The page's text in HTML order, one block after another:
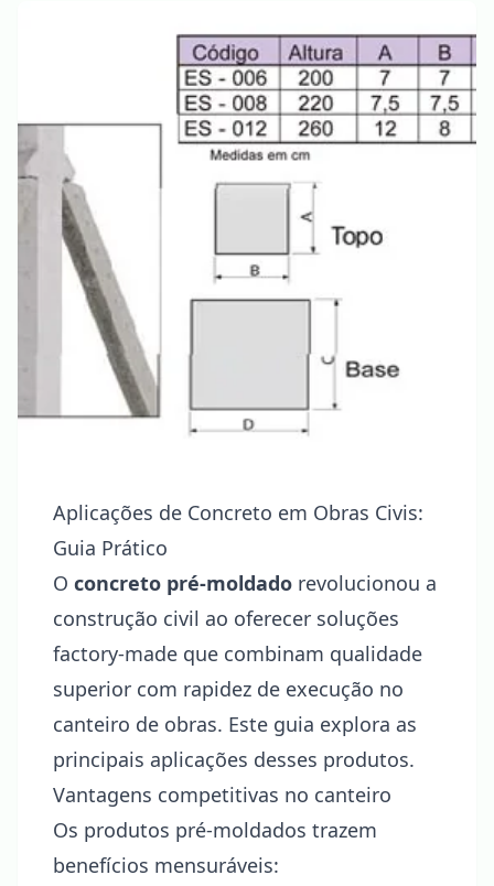
Aplicações de Concreto em Obras Civis:
Guia Prático
O concreto pré-moldado revolucionou a
construção civil ao oferecer soluções
factory-made que combinam qualidade
superior com rapidez de execução no
canteiro de obras. Este guia explora as
principais aplicações desses produtos.
Vantagens competitivas no canteiro
Os produtos pré-moldados trazem
benefícios mensuráveis: